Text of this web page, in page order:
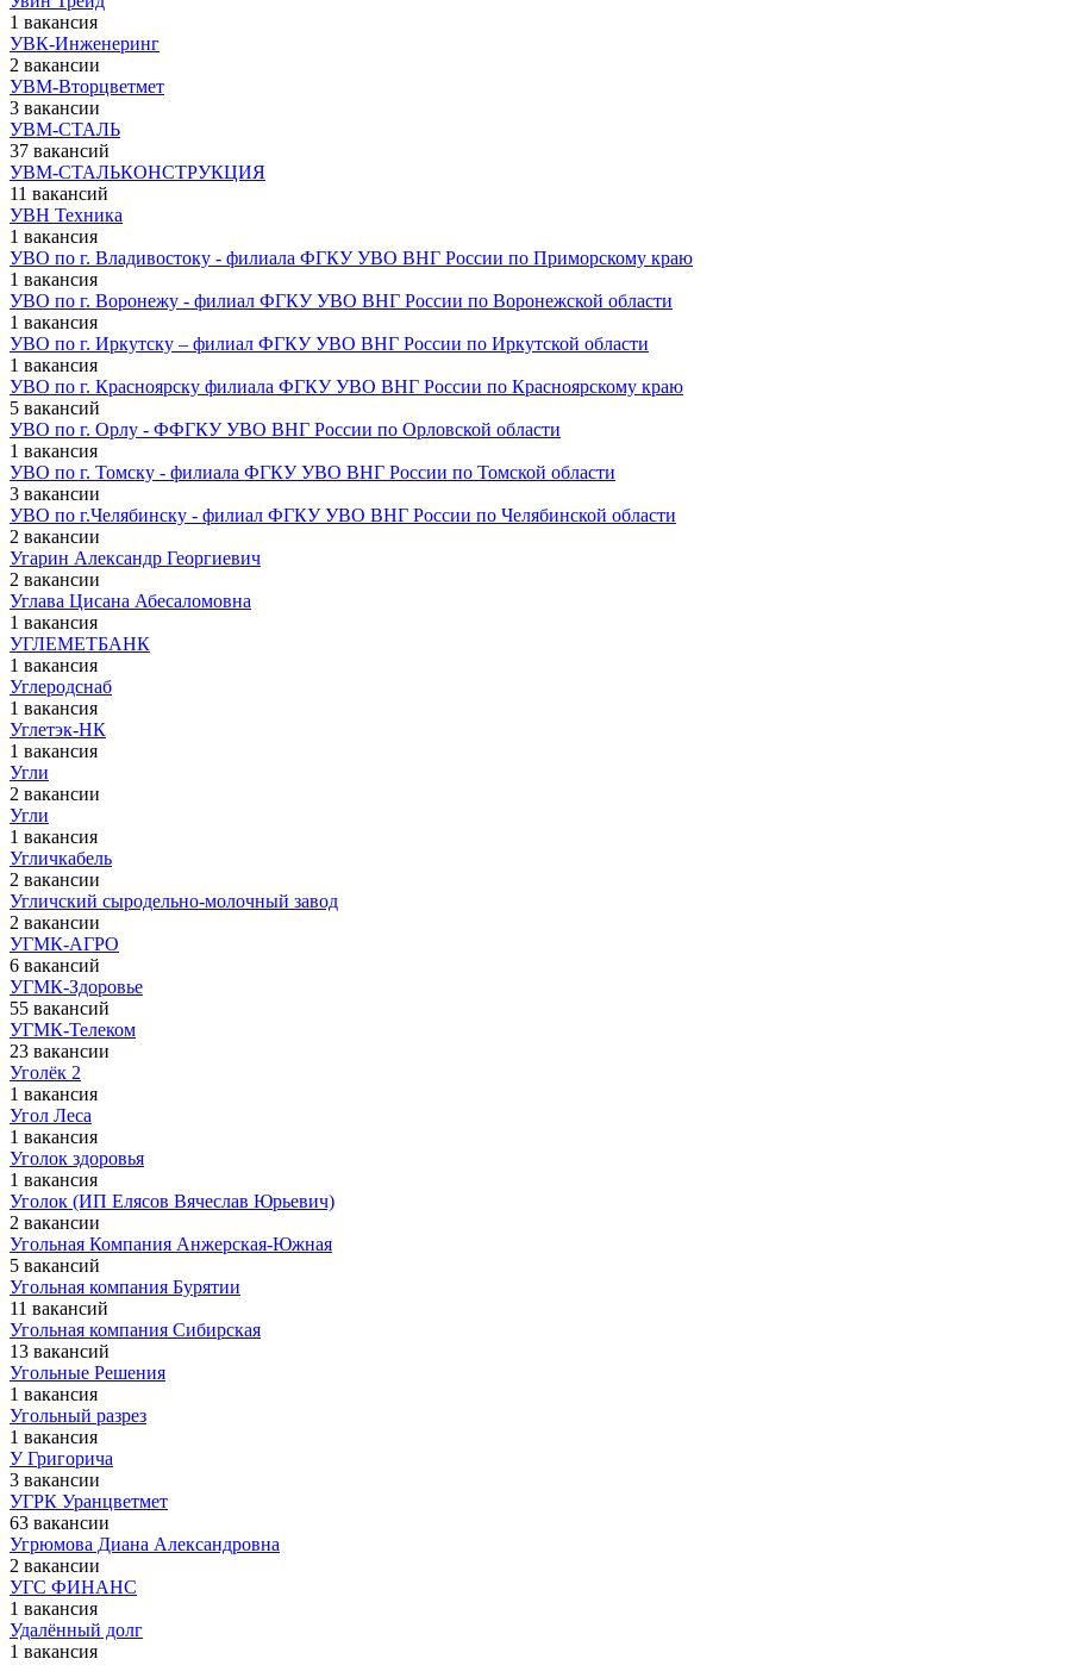
1 вакансия
УВК-Инженеринг
2 вакансии
УВМ-Вторцветмет
3 вакансии
УВМ-СТАЛЬ
37 вакансий
УВМ-СТАЛЬКОНСТРУКЦИЯ
11 вакансий
УВН Техника
1 вакансия
УВО по г. Владивостоку - филиала ФГКУ УВО ВНГ России по Приморскому краю
1 вакансия
УВО по г. Воронежу - филиал ФГКУ УВО ВНГ России по Воронежской области
1 вакансия
УВО по г. Иркутску – филиал ФГКУ УВО ВНГ России по Иркутской области
1 вакансия
УВО по г. Красноярску филиала ФГКУ УВО ВНГ России по Красноярскому краю
5 вакансий
УВО по г. Орлу - ФФГКУ УВО ВНГ России по Орловской области
1 вакансия
УВО по г. Томску - филиала ФГКУ УВО ВНГ России по Томской области
3 вакансии
УВО по г.Челябинску - филиал ФГКУ УВО ВНГ России по Челябинской области
2 вакансии
Угарин Александр Георгиевич
2 вакансии
Углава Цисана Абесаломовна
1 вакансия
УГЛЕМЕТБАНК
1 вакансия
Углеродснаб
1 вакансия
Углетэк-НК
1 вакансия
Угли
2 вакансии
Угли
1 вакансия
Угличкабель
2 вакансии
Угличский сыродельно-молочный завод
2 вакансии
УГМК-АГРО
6 вакансий
УГМК-Здоровье
55 вакансий
УГМК-Телеком
23 вакансии
Уголёк 2
1 вакансия
Угол Леса
1 вакансия
Уголок здоровья
1 вакансия
Уголок (ИП Елясов Вячеслав Юрьевич)
2 вакансии
Угольная Компания Анжерская-Южная
5 вакансий
Угольная компания Бурятии
11 вакансий
Угольная компания Сибирская
13 вакансий
Угольные Решения
1 вакансия
Угольный разрез
1 вакансия
У Григорича
3 вакансии
УГРК Уранцветмет
63 вакансии
Угрюмова Диана Александровна
2 вакансии
УГС ФИНАНС
1 вакансия
Удалённый долг
1 вакансия